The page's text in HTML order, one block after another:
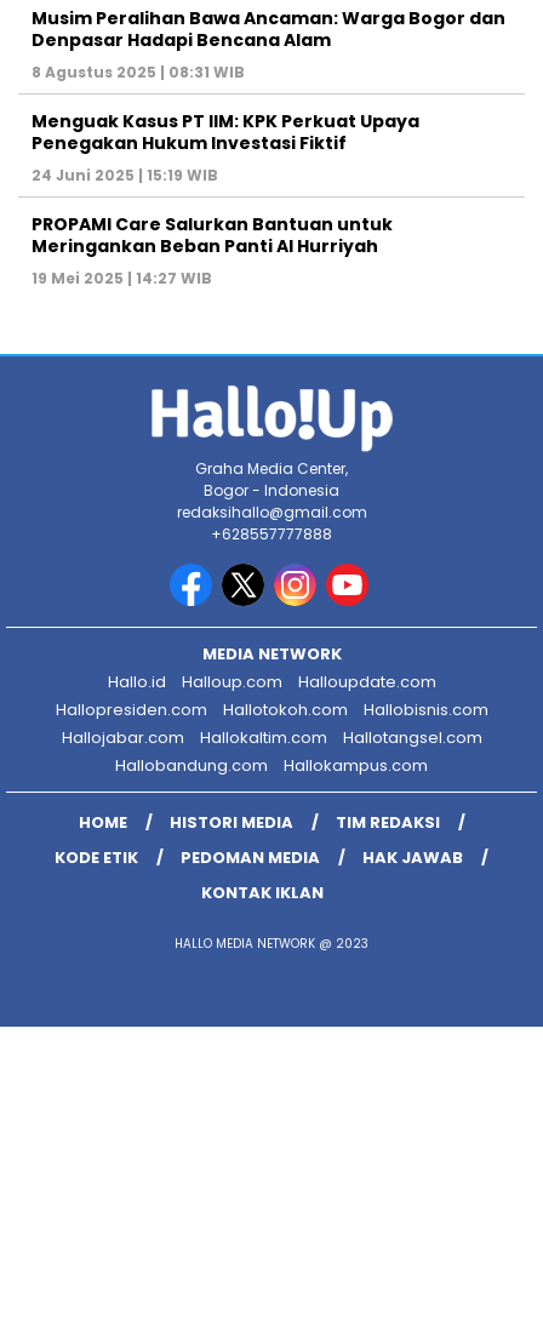
Musim Peralihan Bawa Ancaman: Warga Bogor dan
Denpasar Hadapi Bencana Alam
8 Agustus 2025 | 08:31 WIB
Menguak Kasus PT IIM: KPK Perkuat Upaya
Penegakan Hukum Investasi Fiktif
24 Juni 2025 | 15:19 WIB
PROPAMI Care Salurkan Bantuan untuk
Meringankan Beban Panti Al Hurriyah
19 Mei 2025 | 14:27 WIB
Graha Media Center,
Bogor - Indonesia
redaksihallo@gmail.com
+628557777888
MEDIA NETWORK
Hallo.id
Halloup.com
Halloupdate.com
Hallopresiden.com
Hallotokoh.com
Hallobisnis.com
Hallojabar.com
Hallokaltim.com
Hallotangsel.com
Hallobandung.com
Hallokampus.com
HOME HISTORI MEDIA
TIM REDAKSI
KODE ETIK
PEDOMAN MEDIA
HAK JAWAB
KONTAK IKLAN
HALLO MEDIA NETWORK @ 2023